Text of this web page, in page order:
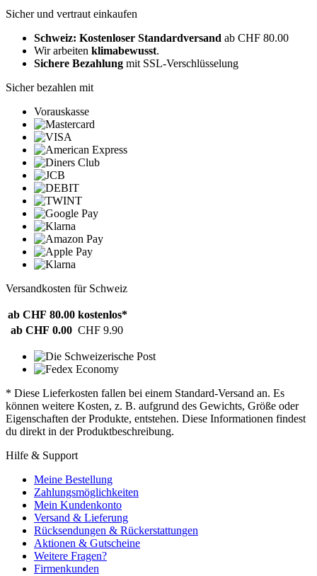
Sicher und vertraut einkaufen
Schweiz: Kostenloser Standardversand ab CHF 80.00
Wir arbeiten klimabewusst.
Sichere Bezahlung mit SSL-Verschlüsselung
Sicher bezahlen mit
Vorauskasse
Versandkosten für Schweiz
ab CHF 80.00 kostenlos*
ab CHF 0.00 CHF 9.90
* Diese Lieferkosten fallen bei einem Standard-Versand an. Es
können weitere Kosten, z. B. aufgrund des Gewichts, Größe oder
Eigenschaften der Produkte, entstehen. Diese Informationen findest
du direkt in der Produktbeschreibung.
Hilfe & Support
Meine Bestellung
Zahlungsmöglichkeiten
Mein Kundenkonto
Versand & Lieferung
Rücksendungen & Rückerstattungen
Aktionen & Gutscheine
Weitere Fragen?
Firmenkunden